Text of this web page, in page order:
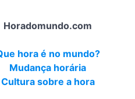
Horadomundo.com
hora é no mundo?
Mudança horária
Cultura sobre a hora